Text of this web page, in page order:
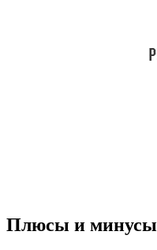
Плюсы и минусы